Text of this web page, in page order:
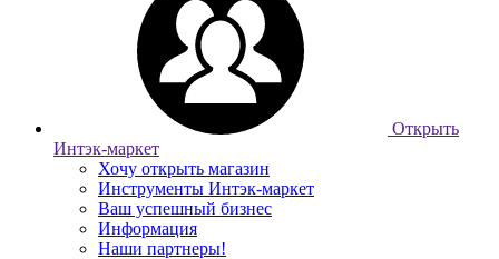
Открыть
Интэк-маркет
Хочу открыть магазин
Инструменты Интэк-маркет
Ваш успешный бизнес
Информация
Наши партнеры!